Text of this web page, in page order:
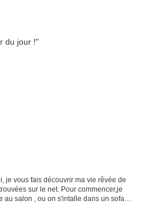
je vous fais découvrir ma vie rêvée de
sur le net. Pour commencer,je
au salon , ou on s'intalle dans un sofa